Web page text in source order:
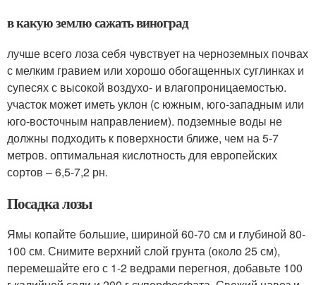
в какую землю сажать виноград
лучше всего лоза себя чувствует на черноземных почвах
с мелким гравием или хорошо обогащенных суглинках и
супесях с высокой воздухо- и влагопроницаемостью.
участок может иметь уклон (с южным, юго-западным или
юго-восточным направлением). подземные воды не
должны подходить к поверхности ближе, чем на 5-7
метров. оптимальная кислотность для европейских
сортов – 6,5-7,2 рн.
Посадка лозы
Ямы копайте большие, шириной 60-70 см и глубиной 80-
100 см. Снимите верхний слой грунта (около 25 см),
перемешайте его с 1-2 ведрами перегноя, добавьте 100